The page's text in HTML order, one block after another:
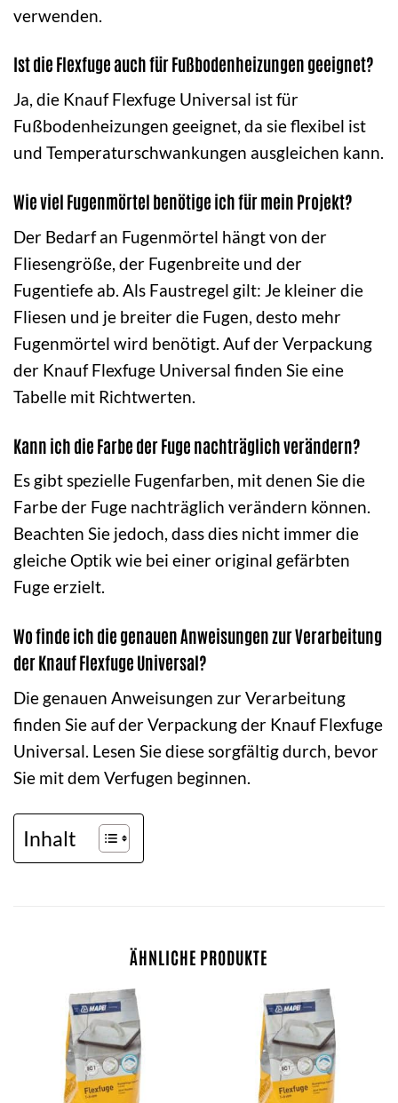
verwenden.
Ist die Flexfuge auch für Fußbodenheizungen geeignet?
Ja, die Knauf Flexfuge Universal ist für
Fußbodenheizungen geeignet, da sie flexibel ist
und Temperaturschwankungen ausgleichen kann.
Wie viel Fugenmörtel benötige ich für mein Projekt?
Der Bedarf an Fugenmörtel hängt von der
Fliesengröße, der Fugenbreite und der
Fugentiefe ab. Als Faustregel gilt: Je kleiner die
Fliesen und je breiter die Fugen, desto mehr
Fugenmörtel wird benötigt. Auf der Verpackung
der Knauf Flexfuge Universal finden Sie eine
Tabelle mit Richtwerten.
Kann ich die Farbe der Fuge nachträglich verändern?
Es gibt spezielle Fugenfarben, mit denen Sie die
Farbe der Fuge nachträglich verändern können.
Beachten Sie jedoch, dass dies nicht immer die
gleiche Optik wie bei einer original gefärbten
Fuge erzielt.
Wo finde ich die genauen Anweisungen zur Verarbeitung
der Knauf Flexfuge Universal?
Die genauen Anweisungen zur Verarbeitung
finden Sie auf der Verpackung der Knauf Flexfuge
Universal. Lesen Sie diese sorgfältig durch, bevor
Sie mit dem Verfugen beginnen.
Inhalt
ÄHNLICHE PRODUKTE